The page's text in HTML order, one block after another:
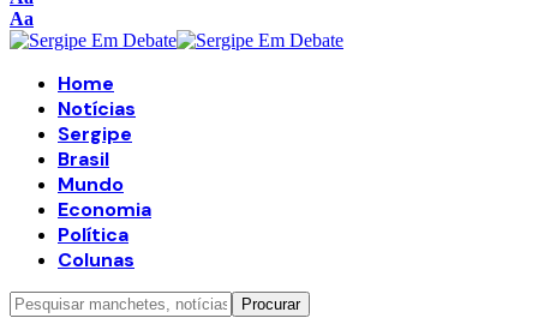
Aa
Home
Notícias
Sergipe
Brasil
Mundo
Economia
Política
Colunas